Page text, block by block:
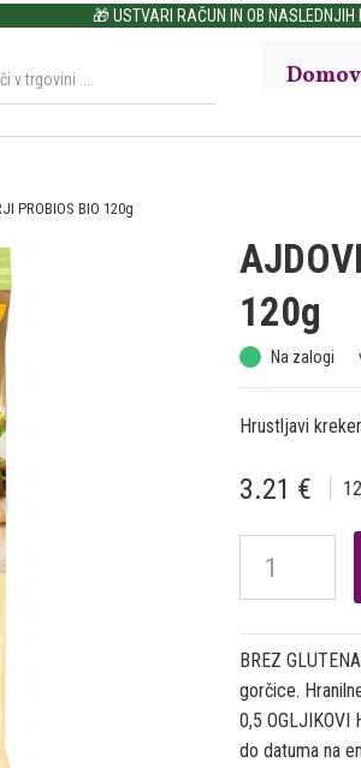
🎁 USTVARI RAČUN IN OB NASLEDNJIH
Domov
PROBIOS BIO 120g
120g
Na zalogi
Hrustljavi
3.21 €
BREZ
gorčice.
0,5 OGLJIKOVI
do datuma na